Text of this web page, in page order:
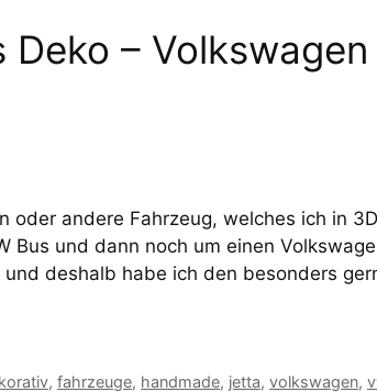
Deko – Volkswagen
oder andere Fahrzeug, welches ich in
Bus und dann noch um einen
deshalb habe ich den besonders
,fahrzeuge, handmade, jetta,volkswagen,